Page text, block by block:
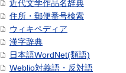
近代文学作品名辞典
住所・郵便番号検索
ウィキペディア
漢字辞典
日本語WordNet(類語)
Weblio対義語・反対語